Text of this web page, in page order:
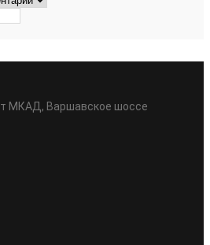
МКАД, Варшавское шоссе